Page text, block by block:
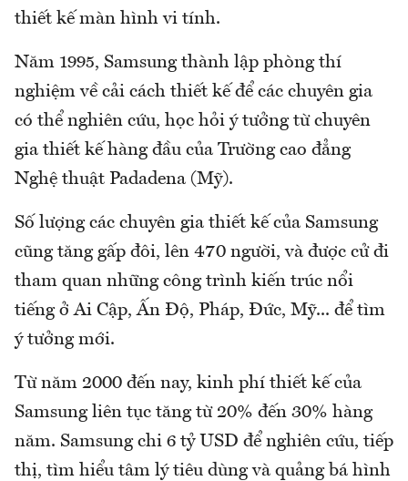
thiết kế màn hình vi tính.
Năm 1995, Samsung thành lập phòng thí
nghiệm về cải cách thiết kế để các chuyên gia
có thể nghiên cứu, học hỏi ý tưởng từ chuyên
gia thiết kế hàng đầu của Trường cao đẳng
Nghệ thuật Padadena (Mỹ).
Số lượng các chuyên gia thiết kế của Samsung
cũng tăng gấp đôi, lên 470 người, và được cử đi
tham quan những công trình kiến trúc nổi
tiếng ở Ai Cập, Ấn Ðộ, Pháp, Ðức, Mỹ... để tìm
ý tưởng mới.
Từ năm 2000 đến nay, kinh phí thiết kế của
Samsung liên tục tăng từ 20% đến 30% hàng
năm. Samsung chi 6 tỷ USD để nghiên cứu, tiếp
thị, tìm hiểu tâm lý tiêu dùng và quảng bá hình